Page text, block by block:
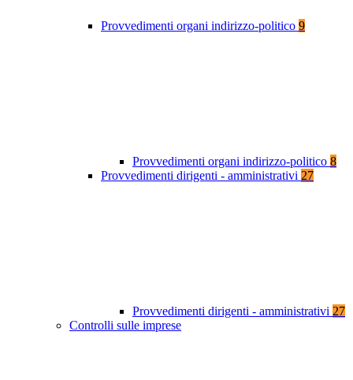
Provvedimenti organi indirizzo-politico 9
Provvedimenti organi indirizzo-politico 8
Provvedimenti dirigenti - amministrativi 27
Provvedimenti dirigenti - amministrativi 27
Controlli sulle imprese